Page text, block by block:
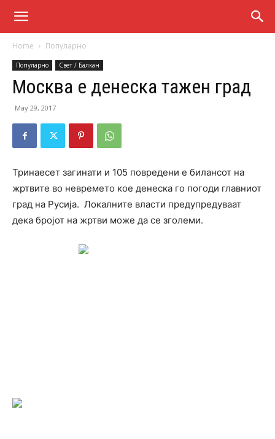
Home Популарно
Популарно Свет / Балкан
Москва е денеска тажен град
May 29, 2017
Тринаесет загинати и 105 повредени е билансот на
жртвите во невремето кое денеска го погоди главниот
град на Русија. Локалните власти предупредуваат
дека бројот на жртви може да се зголеми.